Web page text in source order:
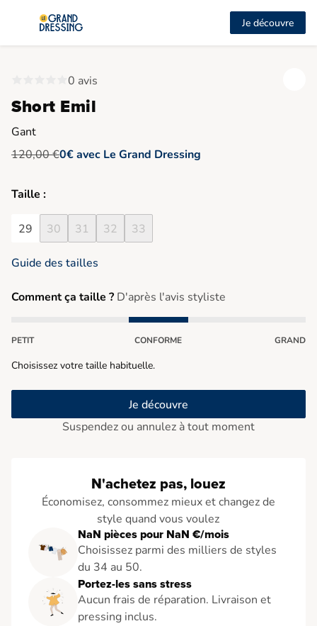
Je découvre
0 avis
Short Emil
Gant
120,00 €0€ avec Le Grand Dressing
Taille :
29 30 31 32 33
Guide des tailles
Comment ça taille ? D'après l'avis styliste
PETIT CONFORME GRAND
Choisissez votre taille habituelle.
Je découvre
Suspendez ou annulez à tout moment
N'achetez pas, louez
Économisez, consommez mieux et changez de
style quand vous voulez
NaN pièces pour NaN €/mois
Choisissez parmi des milliers de styles
du 34 au 50.
Portez-les sans stress
Aucun frais de réparation. Livraison et
pressing inclus.